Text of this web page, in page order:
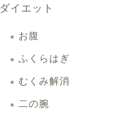
ダイエット
お腹
ふくらはぎ
むくみ解消
二の腕